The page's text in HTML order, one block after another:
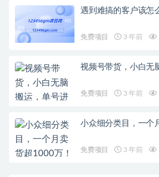
遇到难搞的客户该怎
免费项目 3 年前
视频号带货，小白无
免费项目 3 年前
小众细分类目，一个
免费项目 3 年前